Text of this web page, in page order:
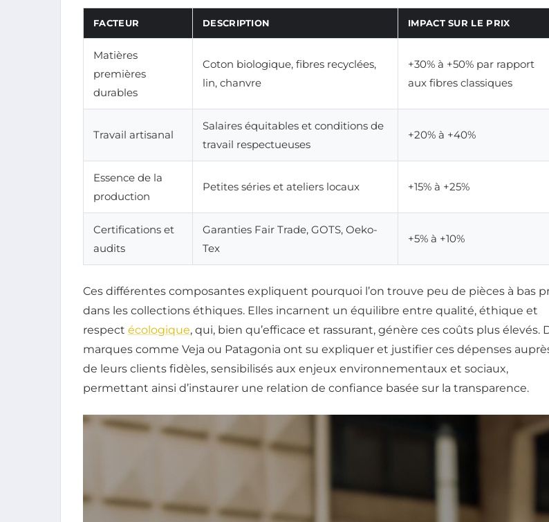
FACTEUR DESCRIPTION IMPACT SUR LE PRIX
Matières
premières
durables
Coton biologique, fibres recyclées,
lin, chanvre
+30% à +50% par rapport
aux fibres classiques
Travail artisanal
Salaires équitables et conditions de
travail respectueuses
+20% à +40%
Essence de la
production
Petites séries et ateliers locaux +15% à +25%
Certifications et
audits
Garanties Fair Trade, GOTS, Oeko-
Tex
+5% à +10%
Ces différentes composantes expliquent pourquoi l’on trouve peu de pièces à bas
dans les collections éthiques. Elles incarnent un équilibre entre qualité, éthique et
respect écologique, qui, bien qu’efficace et rassurant, génère ces coûts plus élevés.
marques comme Veja ou Patagonia ont su expliquer et justifier ces dépenses
de leurs clients fidèles, sensibilisés aux enjeux environnementaux et sociaux,
permettant ainsi d’instaurer une relation de confiance basée sur la transparence.